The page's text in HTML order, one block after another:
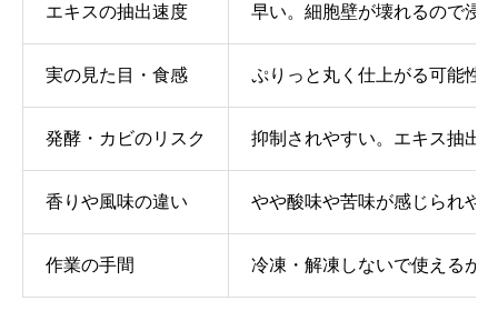
エキスの抽出速度 早い。細胞壁が壊れるので浸
実の見た目・食感 ぷりっと丸く仕上がる可能性
発酵・カビのリスク 抑制されやすい。エキス抽出
香りや風味の違い やや酸味や苦味が感じられや
作業の手間 冷凍・解凍しないで使えるが